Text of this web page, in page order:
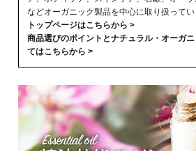
などオーガニック製品を中心に取り扱ってい
トップページはこちらから >
商品選びのポイントとナチュラル・オーガ
てはこちらから >